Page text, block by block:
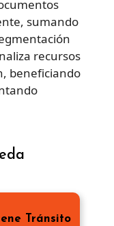
sumando
recursos
beneficiando
Tránsito